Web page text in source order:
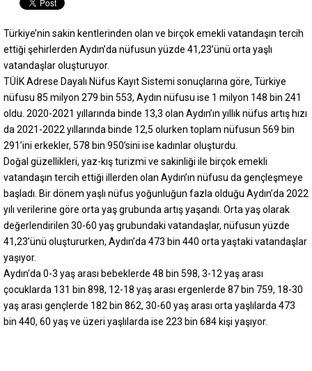
Türkiye’nin sakin kentlerinden olan ve birçok emekli vatandaşın tercih
ettiği şehirlerden Aydın’da nüfusun yüzde 41,23’ünü orta yaşlı
vatandaşlar oluşturuyor.
TÜİK Adrese Dayalı Nüfus Kayıt Sistemi sonuçlarına göre, Türkiye
nüfusu 85 milyon 279 bin 553, Aydın nüfusu ise 1 milyon 148 bin 241
oldu. 2020-2021 yıllarında binde 13,3 olan Aydın’ın yıllık nüfus artış hızı
da 2021-2022 yıllarında binde 12,5 olurken toplam nüfusun 569 bin
291’ini erkekler, 578 bin 950’sini ise kadınlar oluşturdu.
Doğal güzellikleri, yaz-kış turizmi ve sakinliği ile birçok emekli
vatandaşın tercih ettiği illerden olan Aydın’ın nüfusu da gençleşmeye
başladı. Bir dönem yaşlı nüfus yoğunluğun fazla olduğu Aydın’da 2022
yılı verilerine göre orta yaş grubunda artış yaşandı. Orta yaş olarak
değerlendirilen 30-60 yaş grubundaki vatandaşlar, nüfusun yüzde
41,23’ünü oluştururken, Aydın’da 473 bin 440 orta yaştaki vatandaşlar
yaşıyor.
Aydın'da 0-3 yaş arası bebeklerde 48 bin 598, 3-12 yaş arası
çocuklarda 131 bin 898, 12-18 yaş arası ergenlerde 87 bin 759, 18-30
yaş arası gençlerde 182 bin 862, 30-60 yaş arası orta yaşlılarda 473
bin 440, 60 yaş ve üzeri yaşlılarda ise 223 bin 684 kişi yaşıyor.